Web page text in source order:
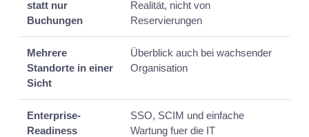
statt nur
Buchungen
Realität, nicht von
Reservierungen
Mehrere
Standorte in einer
Sicht
Überblick auch bei wachsender
Organisation
Enterprise-
Readiness
SSO, SCIM und einfache
Wartung fuer die IT